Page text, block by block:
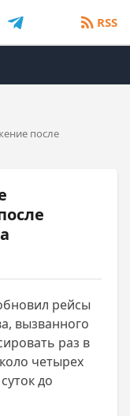
RSS
после
рейсы
вызванного
раз в
четырех
до